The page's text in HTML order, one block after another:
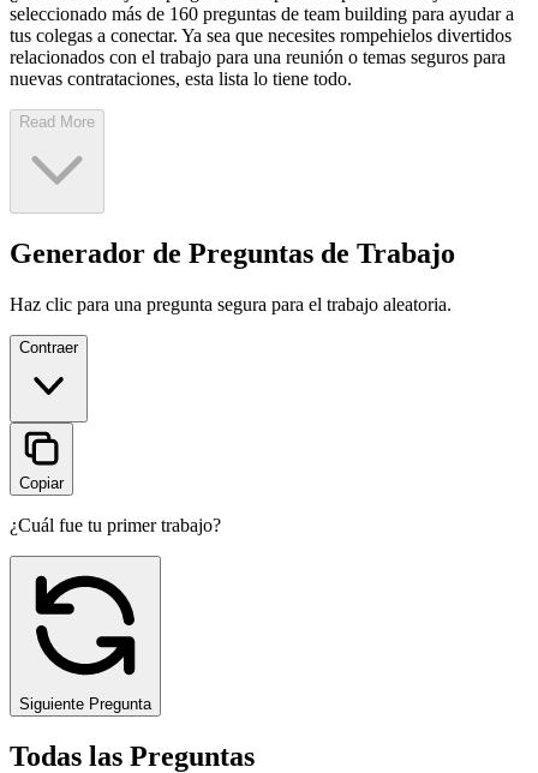
seleccionado más de 160 preguntas de team building para ayudar a
tus colegas a conectar. Ya sea que necesites rompehielos divertidos
relacionados con el trabajo para una reunión o temas seguros para
nuevas contrataciones, esta lista lo tiene todo.
Read More
Generador de Preguntas de Trabajo
Haz clic para una pregunta segura para el trabajo aleatoria.
Contraer
Copiar
¿Cuál fue tu primer trabajo?
Siguiente Pregunta
Todas las Preguntas